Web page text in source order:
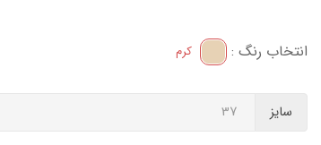
انتخاب رنگ : کرم
سایز